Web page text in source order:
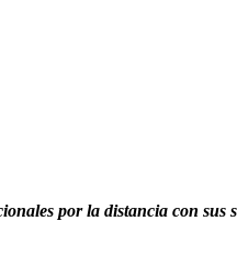
por la distancia con